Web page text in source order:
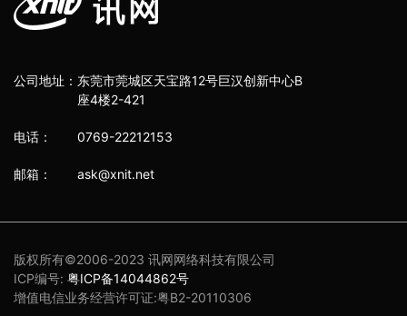
公司地址： 东莞市莞城区天宝路12号巨汉创新中心B
座4楼2-421
电话： 0769-22212153
邮箱： ask@xnit.net
版权所有©2006-2023 讯网网络科技有限公司
ICP编号: 粤ICP备14044862号
增值电信业务经营许可证:粤B2-20110306